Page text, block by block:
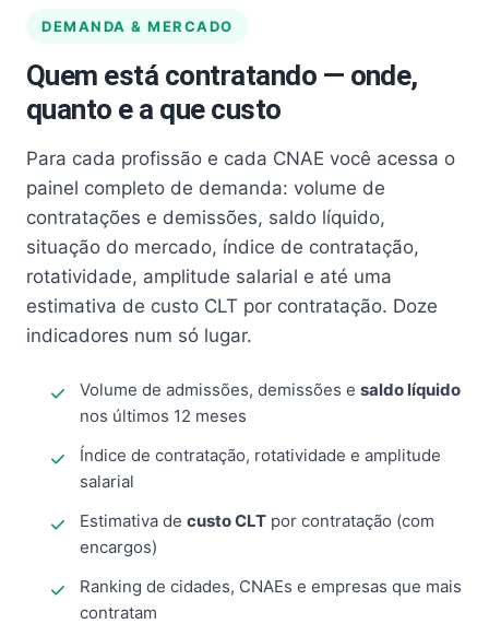
DEMANDA & MERCADO
Quem está contratando — onde,
quanto e a que custo
Para cada profissão e cada CNAE você acessa o
painel completo de demanda: volume de
contratações e demissões, saldo líquido,
situação do mercado, índice de contratação,
rotatividade, amplitude salarial e até uma
estimativa de custo CLT por contratação. Doze
indicadores num só lugar.
Volume de admissões, demissões e saldo líquido
nos últimos 12 meses
Índice de contratação, rotatividade e amplitude
salarial
Estimativa de custo CLT por contratação (com
encargos)
Ranking de cidades, CNAEs e empresas que mais
contratam